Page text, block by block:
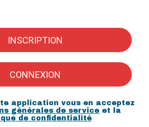
INSCRIPTION
CONNEXION
application vous en acceptez
générales de service et la
de confidentialité